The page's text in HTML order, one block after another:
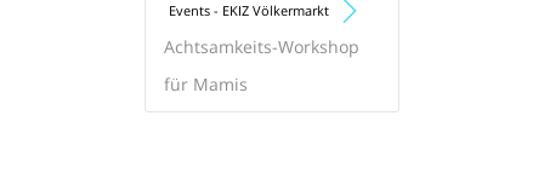
Events - EKIZ Völkermarkt
Achtsamkeits-Workshop
für Mamis